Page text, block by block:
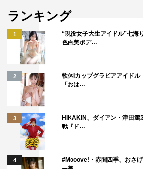
ランキング
1
“現役女子大生アイドル”七海
色白美ボデ…
2
軟体Iカップグラビアアイド
「おは…
3
HIKAKIN、ダイアン・津田篤
戦『ド…
4
#Mooove!・赤間四季、おさ